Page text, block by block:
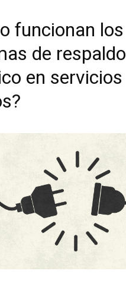
funcionan los
de respaldo
en servicios